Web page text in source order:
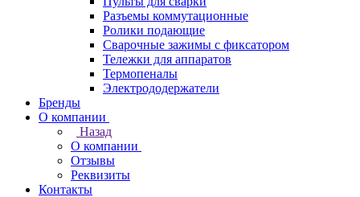
Разъемы коммутационные
Ролики подающие
Сварочные зажимы с фиксатором
Тележки для аппаратов
Термопеналы
Электрододержатели
Бренды
О компании
Назад
О компании
Отзывы
Реквизиты
Контакты